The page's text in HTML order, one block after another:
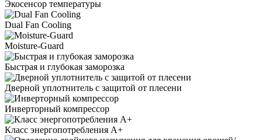
Экосенсор температуры
Dual Fan Cooling
Moisture-Guard
Быстрая и глубокая заморозка
Дверной уплотнитель с защитой от плесени
Инверторный компрессор
Класс энергопотребления А+